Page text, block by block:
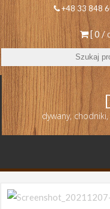
+48 33 848
[ 0 /
dywany,